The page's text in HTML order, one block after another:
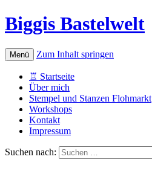
Biggis Bastelwelt
Menü Zum Inhalt springen
♖ Startseite
Über mich
Stempel und Stanzen Flohmarkt
Workshops
Kontakt
Impressum
Suchen nach: